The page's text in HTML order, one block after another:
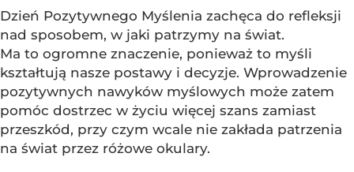
Dzień Pozytywnego Myślenia zachęca do refleksji
nad sposobem, w jaki patrzymy na świat.
Ma to ogromne znaczenie, ponieważ to myśli
kształtują nasze postawy i decyzje. Wprowadzenie
pozytywnych nawyków myślowych może zatem
pomóc dostrzec w życiu więcej szans zamiast
przeszkód, przy czym wcale nie zakłada patrzenia
na świat przez różowe okulary.